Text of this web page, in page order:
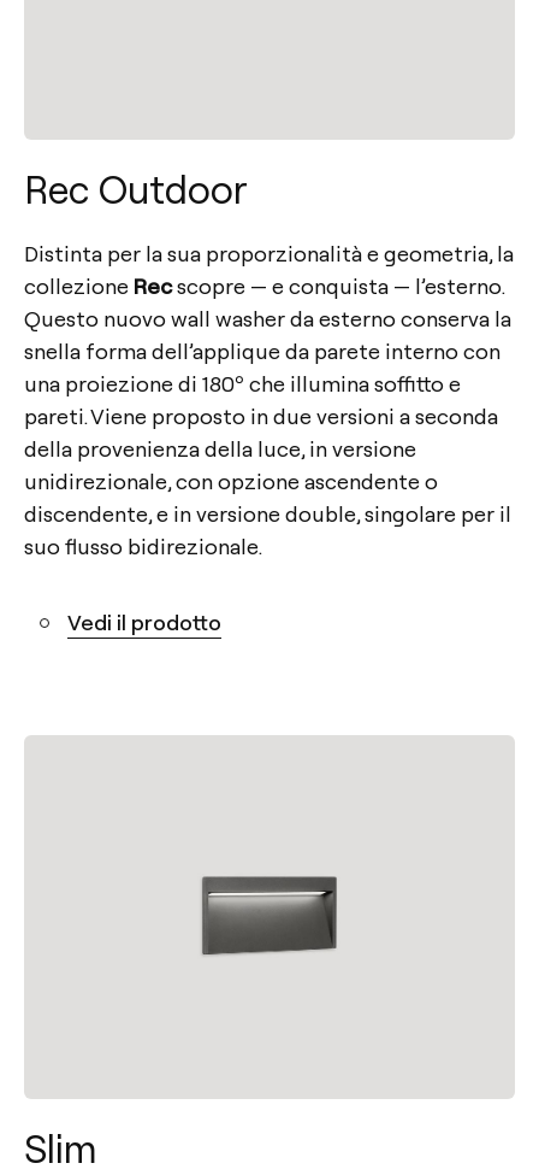
Rec Outdoor
Distinta per la sua proporzionalità e geometria, la
collezione Recscopre — e conquista — l’esterno.
Questo nuovo wall washer da esterno conserva la
snella forma dell’applique da parete interno con
una proiezione di 180º che illumina soffitto e
pareti. Viene proposto in due versioni a seconda
della provenienza della luce, in versione
unidirezionale, con opzione ascendente o
discendente, e in versione double, singolare per il
suo flusso bidirezionale.
Vedi il prodotto
Slim